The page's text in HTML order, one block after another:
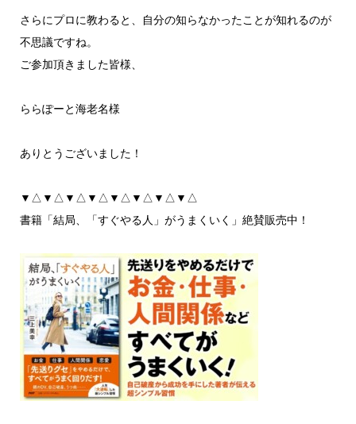
さらにプロに教わると、自分の知らなかったことが知れるのが
不思議ですね。
ご参加頂きました皆様、
ららぽーと海老名様
ありとうございました！
▼△▼△▼△▼△▼△▼△▼△▼△
書籍「結局、「すぐやる人」がうまくいく」絶賛販売中！